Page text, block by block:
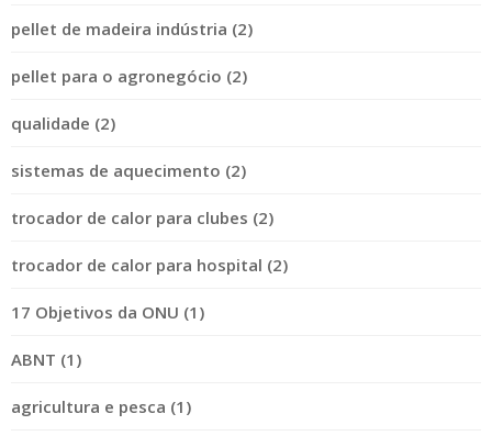
pellet de madeira indústria (2)
pellet para o agronegócio (2)
qualidade (2)
sistemas de aquecimento (2)
trocador de calor para clubes (2)
trocador de calor para hospital (2)
17 Objetivos da ONU (1)
ABNT (1)
agricultura e pesca (1)